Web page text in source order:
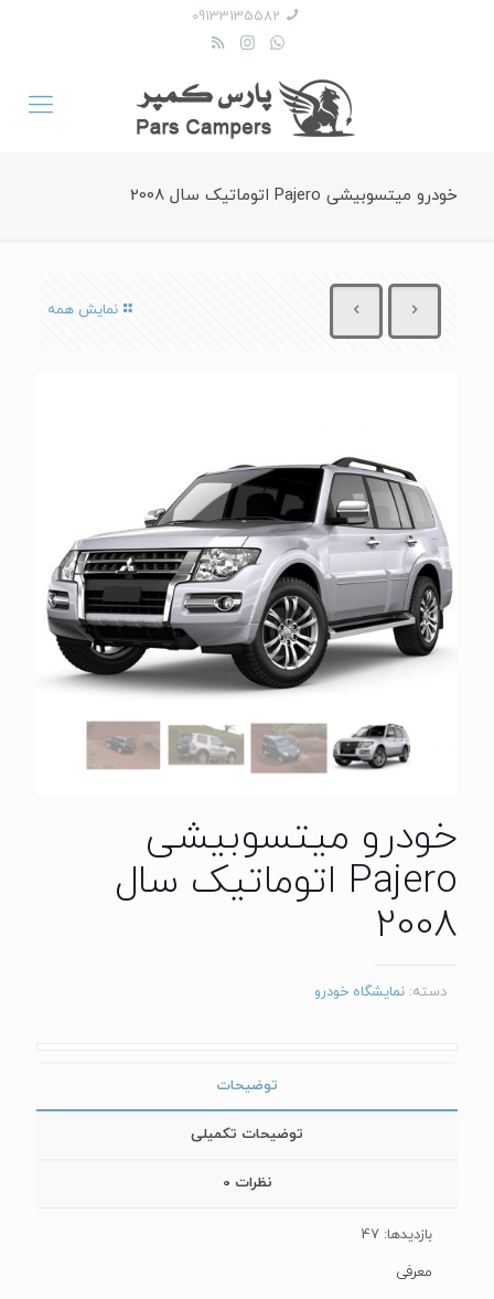
09133135582
خودرو میتسوبیشی Pajero اتوماتیک سال 2008
نمایش همه
خودرو میتسوبیشی
Pajero اتوماتیک سال
2008
دسته: نمایشگاه خودرو
توضیحات
توضیحات تکمیلی
نظرات 0
بازدیدها: 47
معرفی